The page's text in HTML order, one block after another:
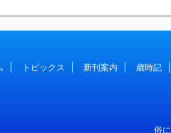
トピックス 新刊案内 歳時記
俗